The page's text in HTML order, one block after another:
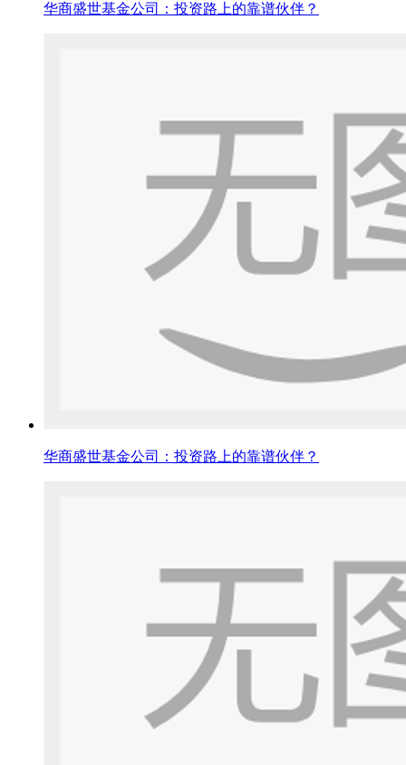
华商盛世基金公司：投资路上的靠谱伙伴？
华商盛世基金公司：投资路上的靠谱伙伴？